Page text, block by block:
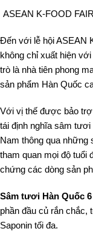
ASEAN K-FOOD
Đến với lễ hội ASEAN
không chỉ xuất hiện
trò là nhà tiên phong
sản phẩm Hàn Quốc
Với vị thế được bảo trợ
tái định nghĩa sâm
Nam thông qua những
tham quan mọi độ tuổi
chứng các dòng sản
Sâm tươi Hàn Quốc
phần đầu củ rắn
Saponin tối đa.